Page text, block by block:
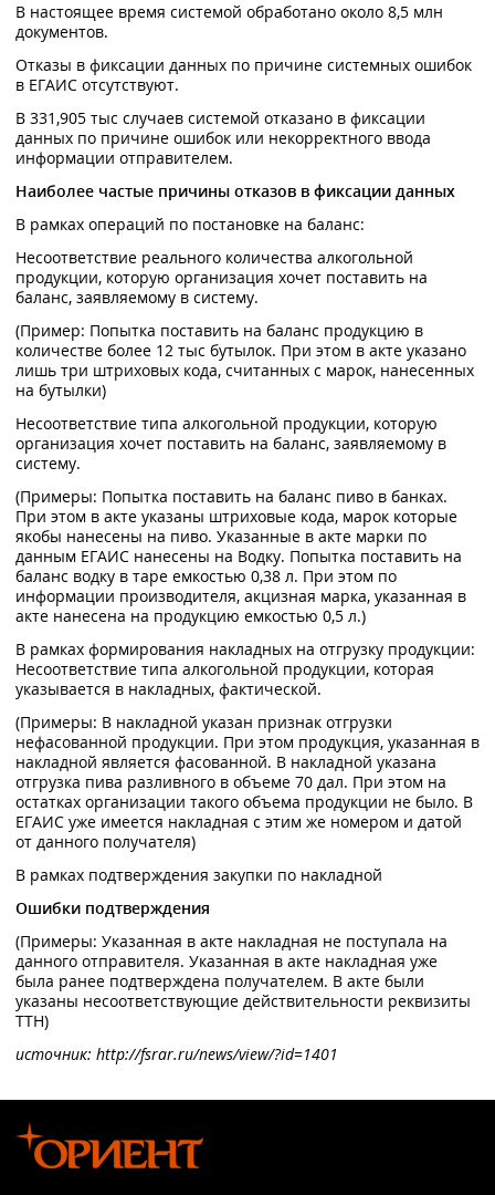
В настоящее время системой обработано около 8,5 млн
документов.
Отказы в фиксации данных по причине системных ошибок
в ЕГАИС отсутствуют.
В 331,905 тыс случаев системой отказано в фиксации
данных по причине ошибок или некорректного ввода
информации отправителем.
Наиболее частые причины отказов в фиксации данных
В рамках операций по постановке на баланс:
Несоответствие реального количества алкогольной
продукции, которую организация хочет поставить на
баланс, заявляемому в систему.
(Пример: Попытка поставить на баланс продукцию в
количестве более 12 тыс бутылок. При этом в акте указано
лишь три штриховых кода, считанных с марок, нанесенных
на бутылки)
Несоответствие типа алкогольной продукции, которую
организация хочет поставить на баланс, заявляемому в
систему.
(Примеры: Попытка поставить на баланс пиво в банках.
При этом в акте указаны штриховые кода, марок которые
якобы нанесены на пиво. Указанные в акте марки по
данным ЕГАИС нанесены на Водку. Попытка поставить на
баланс водку в таре емкостью 0,38 л. При этом по
информации производителя, акцизная марка, указанная в
акте нанесена на продукцию емкостью 0,5 л.)
В рамках формирования накладных на отгрузку продукции:
Несоответствие типа алкогольной продукции, которая
указывается в накладных, фактической.
(Примеры: В накладной указан признак отгрузки
нефасованной продукции. При этом продукция, указанная в
накладной является фасованной. В накладной указана
отгрузка пива разливного в объеме 70 дал. При этом на
остатках организации такого объема продукции не было. В
ЕГАИС уже имеется накладная с этим же номером и датой
от данного получателя)
В рамках подтверждения закупки по накладной
Ошибки подтверждения
(Примеры: Указанная в акте накладная не поступала на
данного отправителя. Указанная в акте накладная уже
была ранее подтверждена получателем. В акте были
указаны несоответствующие действительности реквизиты
ТТН)
источник: http://fsrar.ru/news/view/?id=1401